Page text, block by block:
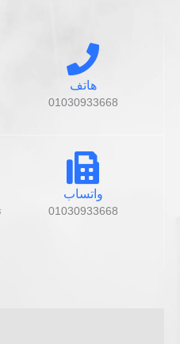
هاتف
01030933668
واتساب
01030933668